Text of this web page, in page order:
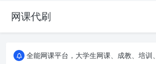
网课代刷
AI论文写作平台，根据真实文献内容生成
全能网课平台，大学生网课、成教、培训、继续教育。现已
全能网课平台，大学生网课、成教、培训、继续教育。现已